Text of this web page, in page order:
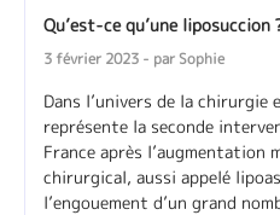
Qu’est-ce qu’une liposuccion
3 février 2023 - par Sophie
Dans l’univers de la
représente la seconde
France après l’augmentation
chirurgical, aussi appelé
l’engouement d’un grand